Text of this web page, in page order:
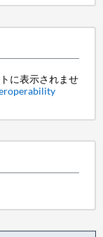
に表示されませ